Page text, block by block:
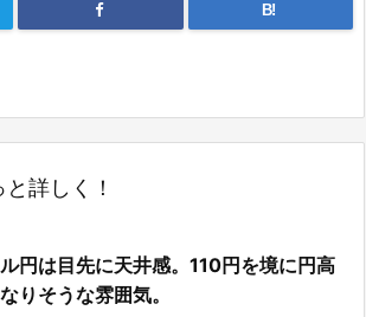
B!
詳しく！
ル円は目先に天井感。110円を境に円高
りそうな雰囲気。